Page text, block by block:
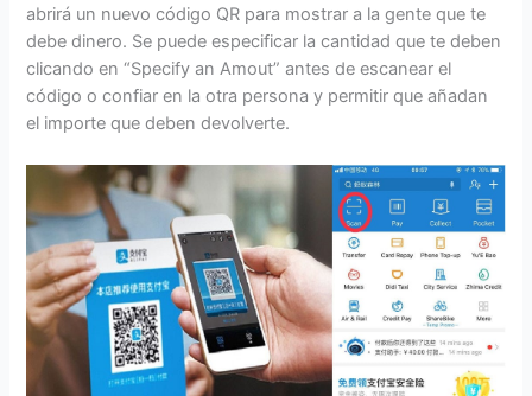
abrirá un nuevo código QR para mostrar a la gente que te
debe dinero. Se puede especificar la cantidad que te deben
clicando en “Specify an Amout” antes de escanear el
código o confiar en la otra persona y permitir que añadan
el importe que deben devolverte.